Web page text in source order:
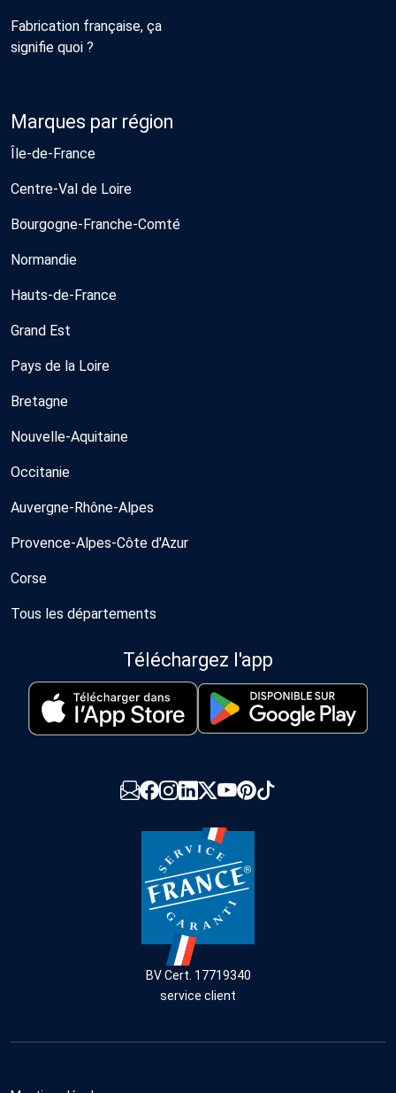
Fabrication française, ça
signifie quoi ?
Marques par région
Île-de-France
Centre-Val de Loire
Bourgogne-Franche-Comté
Normandie
Hauts-de-France
Grand Est
Pays de la Loire
Bretagne
Nouvelle-Aquitaine
Occitanie
Auvergne-Rhône-Alpes
Provence-Alpes-Côte d'Azur
Corse
Tous les départements
Téléchargez l'app
BV Cert. 17719340
service client